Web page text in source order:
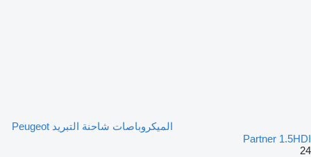
الميكروباصات شاحنة التبريد Peugeot
Partner 1.5HDI
24